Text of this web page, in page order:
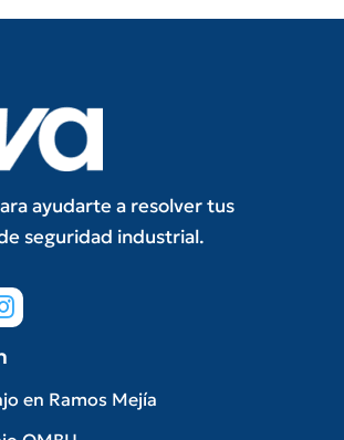
ayudarte a resolver tus
seguridad industrial.
en Ramos Mejía